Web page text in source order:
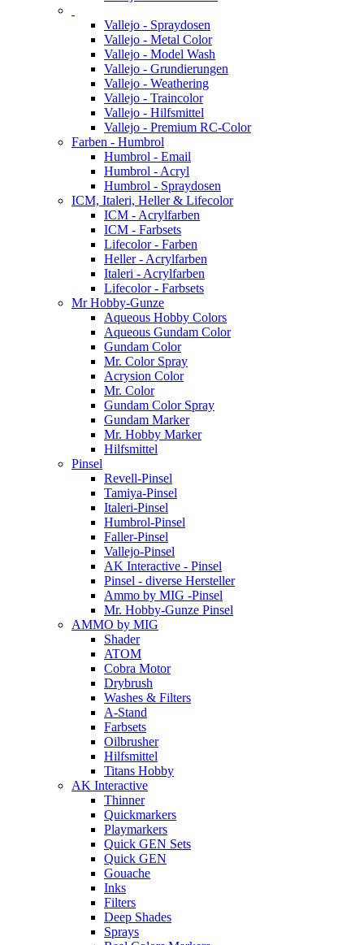
Vallejo - Spraydosen
Vallejo - Metal Color
Vallejo - Model Wash
Vallejo - Grundierungen
Vallejo - Weathering
Vallejo - Traincolor
Vallejo - Hilfsmittel
Vallejo - Premium RC-Color
Farben - Humbrol
Humbrol - Email
Humbrol - Acryl
Humbrol - Spraydosen
ICM, Italeri, Heller & Lifecolor
ICM - Acrylfarben
ICM - Farbsets
Lifecolor - Farben
Heller - Acrylfarben
Italeri - Acrylfarben
Lifecolor - Farbsets
Mr Hobby-Gunze
Aqueous Hobby Colors
Aqueous Gundam Color
Gundam Color
Mr. Color Spray
Acrysion Color
Mr. Color
Gundam Color Spray
Gundam Marker
Mr. Hobby Marker
Hilfsmittel
Pinsel
Revell-Pinsel
Tamiya-Pinsel
Italeri-Pinsel
Humbrol-Pinsel
Faller-Pinsel
Vallejo-Pinsel
AK Interactive - Pinsel
Pinsel - diverse Hersteller
Ammo by MIG -Pinsel
Mr. Hobby-Gunze Pinsel
AMMO by MIG
Shader
ATOM
Cobra Motor
Drybrush
Washes & Filters
A-Stand
Farbsets
Oilbrusher
Hilfsmittel
Titans Hobby
AK Interactive
Thinner
Quickmarkers
Playmarkers
Quick GEN Sets
Quick GEN
Gouache
Inks
Filters
Deep Shades
Sprays